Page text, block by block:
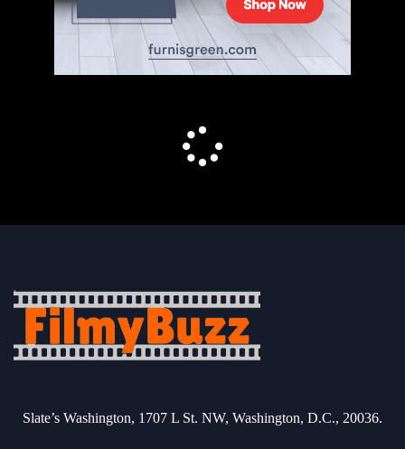
Slate’s Washington, 1707 L St. NW, Washington, D.C., 20036.